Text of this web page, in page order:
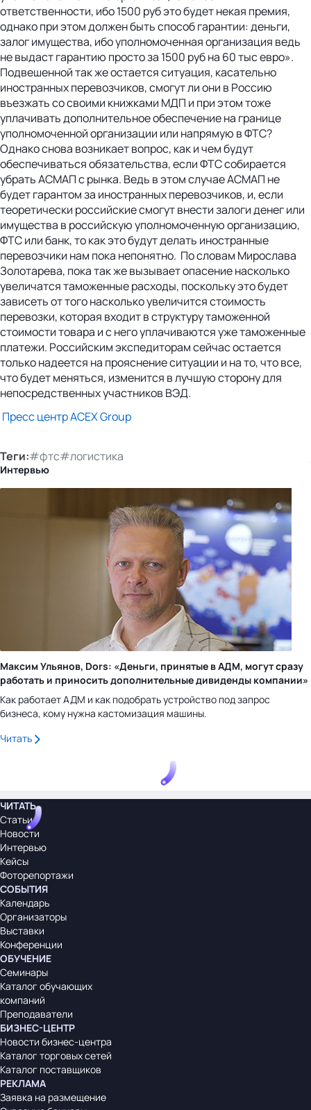
ответственности, ибо 1500 руб это будет некая премия,
однако при этом должен быть способ гарантии: деньги,
залог имущества, ибо уполномоченная организация ведь
не выдаст гарантию просто за 1500 руб на 60 тыс евро».
Подвешенной так же остается ситуация, касательно
иностранных перевозчиков, смогут ли они в Россию
въезжать со своими книжками МДП и при этом тоже
уплачивать дополнительное обеспечение на границе
уполномоченной организации или напрямую в ФТС?
Однако снова возникает вопрос, как и чем будут
обеспечиваться обязательства, если ФТС собирается
убрать АСМАП с рынка. Ведь в этом случае АСМАП не
будет гарантом за иностранных перевозчиков, и, если
теоретически российские смогут внести залоги денег или
имущества в российскую уполномоченную организацию,
ФТС или банк, то как это будут делать иностранные
перевозчики нам пока непонятно. По словам Мирослава
Золотарева, пока так же вызывает опасение насколько
увеличатся таможенные расходы, поскольку это будет
зависеть от того насколько увеличится стоимость
перевозки, которая входит в структуру таможенной
стоимости товара и с него уплачиваются уже таможенные
платежи. Российским экспедиторам сейчас остается
только надеется на прояснение ситуации и на то, что все,
что будет меняться, изменится в лучшую сторону для
непосредственных участников ВЭД.
Пресс центр ACEX Group
Теги:#фтс#логистика
Интервью
Максим Ульянов, Dors: «Деньги, принятые в АДМ, могут сразу
работать и приносить дополнительные дивиденды компании»
Как работает АДМ и как подобрать устройство под запрос
бизнеса, кому нужна кастомизация машины.
Читать
ЧИТАТЬ
Статьи
Новости
Интервью
Кейсы
Фоторепортажи
СОБЫТИЯ
Календарь
Организаторы
Выставки
Конференции
ОБУЧЕНИЕ
Семинары
Каталог обучающих
компаний
Преподаватели
БИЗНЕС-ЦЕНТР
Новости бизнес-центра
Каталог торговых сетей
Каталог поставщиков
РЕКЛАМА
Заявка на размещение